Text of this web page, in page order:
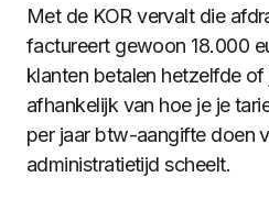
Met de KOR vervalt die
factureert gewoon 18.000
klanten betalen hetzelfde
afhankelijk van hoe je je
per jaar btw-aangifte doen
administratietijd scheelt.